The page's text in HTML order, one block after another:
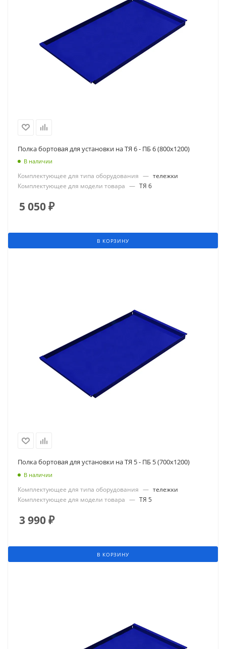
Полка бортовая для установки на ТЯ 6 - ПБ 6 (800х1200)
В наличии
Комплектующее для типа оборудования — тележки
Комплектующее для модели товара — ТЯ 6
5 050₽
В КОРЗИНУ
Полка бортовая для установки на ТЯ 5 - ПБ 5 (700х1200)
В наличии
Комплектующее для типа оборудования — тележки
Комплектующее для модели товара — ТЯ 5
3 990₽
В КОРЗИНУ